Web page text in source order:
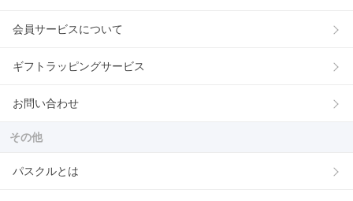
会員サービスについて
ギフトラッピングサービス
お問い合わせ
その他
パスクルとは